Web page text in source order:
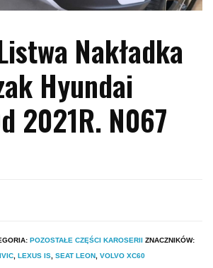
Nakładka
Hyundai
2021R. N067
POZOSTAŁE CZĘŚCI KAROSERII ZNACZNIKÓW:
, LEXUS IS, SEAT LEON, VOLVO XC60